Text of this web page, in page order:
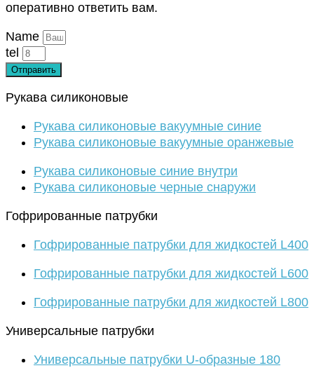
оперативно ответить вам.
Name
tel
Отправить
Рукава силиконовые
Рукава силиконовые вакуумные синие
Рукава силиконовые вакуумные оранжевые
Рукава силиконовые синие внутри
Рукава силиконовые черные снаружи
Гофрированные патрубки
Гофрированные патрубки для жидкостей L400
Гофрированные патрубки для жидкостей L600
Гофрированные патрубки для жидкостей L800
Универсальные патрубки
Универсальные патрубки U-образные 180